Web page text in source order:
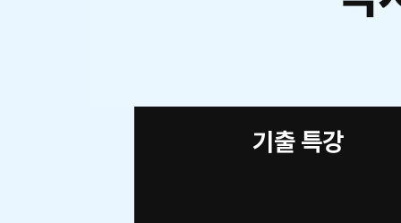
기출 특강